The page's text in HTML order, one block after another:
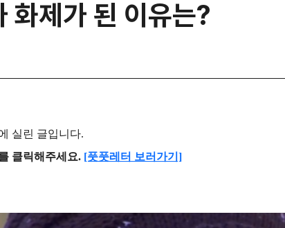
화제가 된 이유는?
실린 글입니다.
클릭해주세요. [풋풋레터 보러가기]